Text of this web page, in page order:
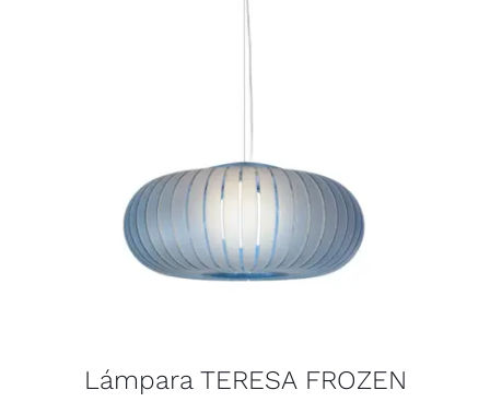
Lámpara TERESA FROZEN